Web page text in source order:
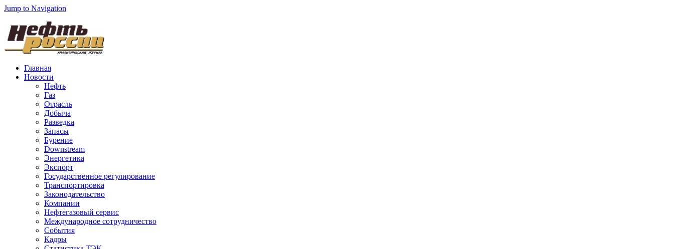
Jump to Navigation
Главная
Новости
Нефть
Газ
Отрасль
Добыча
Разведка
Запасы
Бурение
Downstream
Энергетика
Экспорт
Государственное регулирование
Транспортировка
Законодательство
Компании
Нефтегазовый сервис
Международное сотрудничество
События
Кадры